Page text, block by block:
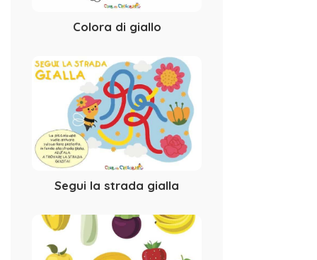
Colora di giallo
Segui la strada gialla